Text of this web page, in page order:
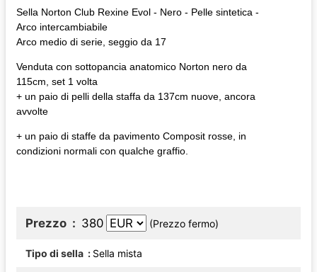
Sella Norton Club Rexine Evol - Nero - Pelle sintetica -
Arco intercambiabile
Arco medio di serie, seggio da 17
Venduta con sottopancia anatomico Norton nero da
115cm, set 1 volta
+ un paio di pelli della staffa da 137cm nuove, ancora
avvolte
+ un paio di staffe da pavimento Composit rosse, in
condizioni normali con qualche graffio.
Prezzo 380 (Prezzo fermo)
Tipo di sella Sella mista